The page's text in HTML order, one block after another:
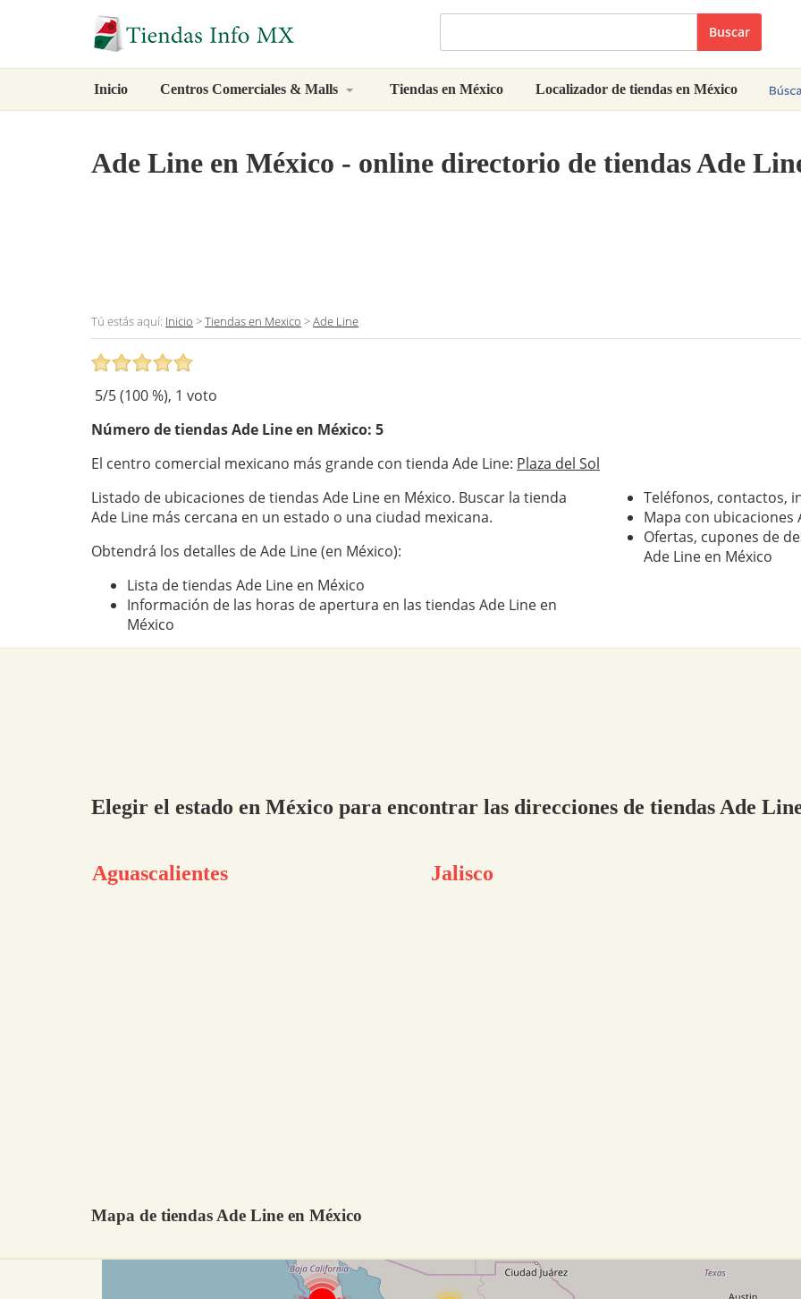
Buscar
Inicio Centros Comerciales & Malls Tiendas en México Localizador de tiendas en México
Ade Line en México - online directorio de tiendas Ade
Tú estás aquí: Inicio >Tiendas en Mexico >Ade Line
5/5 (100%), 1 voto
Número de tiendasAde Lineen México: 5
El centro comercial mexicano más grande con tienda Ade Line: Plaza del Sol
Listado de ubicaciones de tiendas Ade Line en México. Buscar la tienda
Ade Line más cercana en un estado o una ciudad mexicana.
Obtendrá los detalles de Ade Line (en México):
Lista de tiendas Ade Line en México
Información de las horas de apertura en las tiendas Ade Line en
México
Teléfonos, contactos,
Mapa con ubicaciones
Ofertas, cupones de
Ade Line en México
Elegir el estado en México para encontrar las direcciones de tiendas Ade
Aguascalientes Jalisco
Mapa de tiendas Ade Line en México